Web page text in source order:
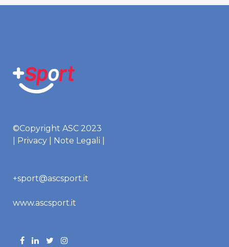
©Copyright ASC 2023
Privacy Note Legali
+sport@ascsport.it
www.ascsport.it